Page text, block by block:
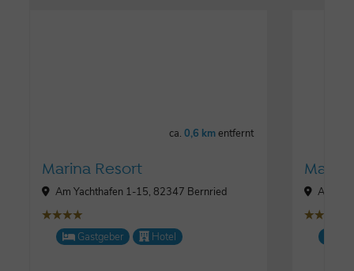
ca.0,6 kmentfernt
Marina Resort
Am Yachthafen 1-15, 82347 Bernried
țțțț
Gastgeber Hotel
Am
țțțț